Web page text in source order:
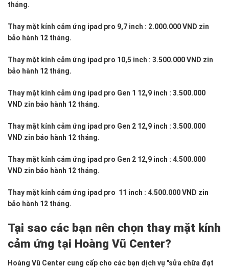
tháng.
Thay mặt kính cảm ứng ipad pro 9,7 inch : 2.000.000 VND zin
bảo hành 12 tháng.
Thay mặt kính cảm ứng ipad pro 10,5 inch : 3.500.000 VND zin
bảo hành 12 tháng.
Thay mặt kính cảm ứng ipad pro Gen 1 12,9 inch : 3.500.000
VND zin bảo hành 12 tháng.
Thay mặt kính cảm ứng ipad pro Gen 2 12,9 inch : 3.500.000
VND zin bảo hành 12 tháng.
Thay mặt kính cảm ứng ipad pro Gen 2 12,9 inch : 4.500.000
VND zin bảo hành 12 tháng.
Thay mặt kính cảm ứng ipad pro 11 inch : 4.500.000 VND zin
bảo hành 12 tháng.
Tại sao các bạn nên chọn thay mặt kính
cảm ứng tại Hoàng Vũ Center?
Hoàng Vũ Center cung cấp cho các bạn dịch vụ "sửa chữa đạt